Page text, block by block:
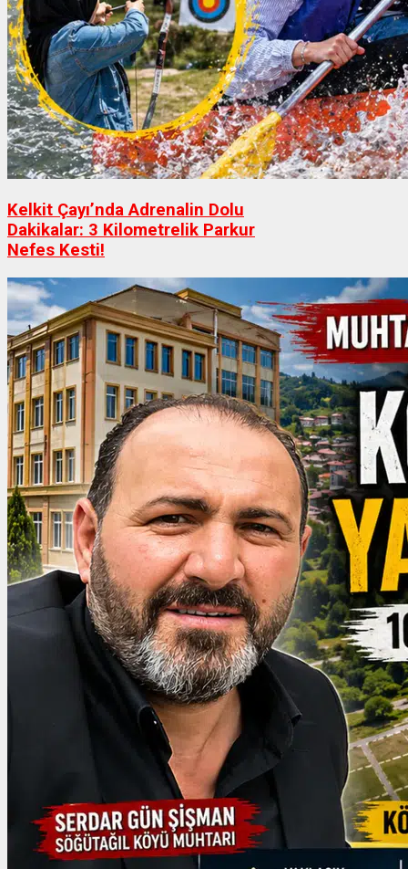
Kelkit Çayı’nda Adrenalin Dolu
Dakikalar: 3 Kilometrelik Parkur
Nefes Kesti!